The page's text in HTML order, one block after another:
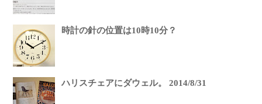
時計の針の位置は10時10分？
ハリスチェアにダウェル。 2014/8/31